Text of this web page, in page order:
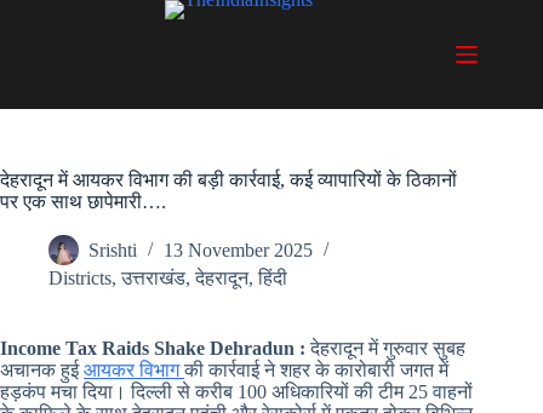
देहरादून में आयकर विभाग की बड़ी कार्रवाई, कई व्यापारियों के ठिकानों
पर एक साथ छापेमारी….
Srishti
13 November 2025
Districts,उत्तराखंड,देहरादून,हिंदी
Income Tax Raids Shake Dehradun : देहरादून में गुरुवार सुबह
अचानक हुईआयकर विभागकी कार्रवाई ने शहर के कारोबारी जगत में
हड़कंप मचा दिया। दिल्ली से करीब 100 अधिकारियों की टीम 25 वाहनों